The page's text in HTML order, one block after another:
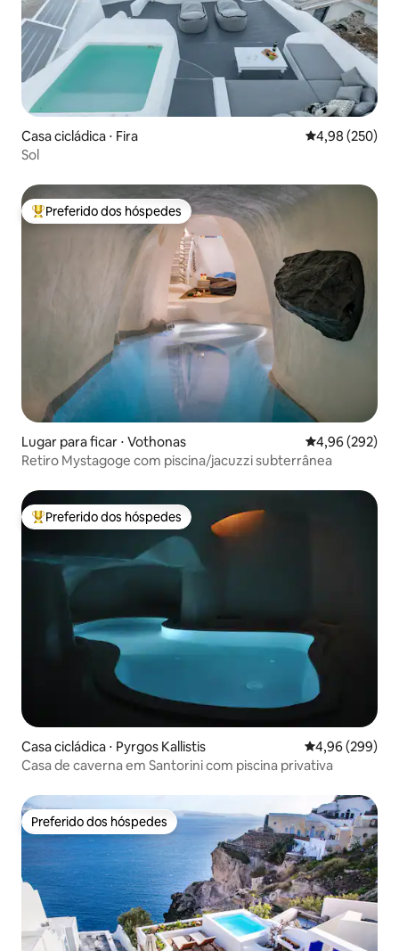
Casa cicládica ⋅ Fira 4,98 de uma
4,98 (250)
Sol
Entre os melhores preferidos dos hóspedes
Preferido dos hóspedes
Lugar para ficar ⋅ Vothonas 4,96 de uma
4,96 (292)
Retiro Mystagoge com piscina/jacuzzi subterrânea
Entre os melhores preferidos dos hóspedes
Preferido dos hóspedes
Casa cicládica ⋅ Pyrgos Kallistis 4,96 de uma
4,96 (299)
Casa de caverna em Santorini com piscina privativa
Preferido dos hóspedes
Preferido dos hóspedes